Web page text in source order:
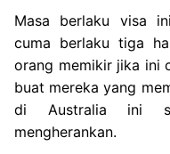
Masa berlaku visa
cuma berlaku tiga
orang memikir jika ini
buat mereka yang
di Australia ini
mengherankan.